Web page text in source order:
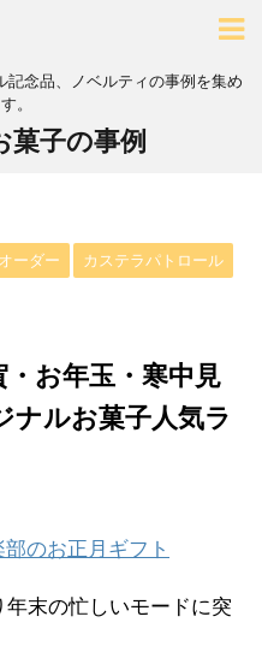
記念品、ノベルティの事例を集め
。
菓子の事例
ーダー カステラパトロール
お年玉・寒中見
ナルお菓子人気ラ
末の忙しいモードに突